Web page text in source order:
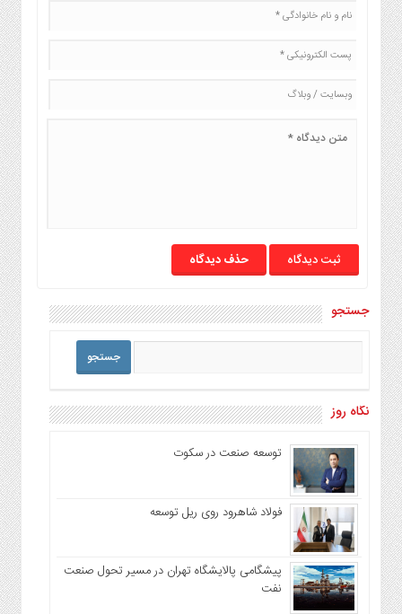
و
صنایع
غذایی
و
بین
الملل
روز
حذف دیدگاه
جستجو
نگاه روز
توسعه صنعت در سکوت
فولاد شاهرود روی ریل توسعه
پیشگامی پالایشگاه تهران در مسیر تحول صنعت
نفت